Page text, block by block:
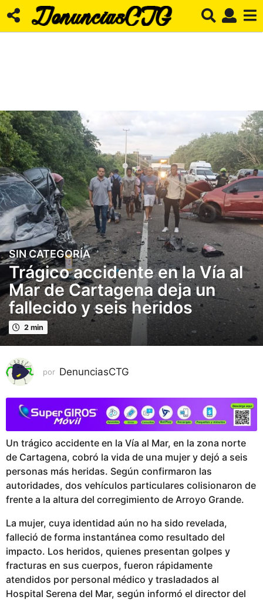
3
a
ñ
o
s
p
l
i
c
o
3
o
p
u
b
l
i
c
SIN CATEGORÍA
Trágico accidente en la Vía al
Mar de Cartagena deja un
fallecido y seis heridos
2 min
por DenunciasCTG
Un trágico accidente en la Vía al Mar, en la zona norte
de Cartagena, cobró la vida de una mujer y dejó a seis
personas más heridas. Según confirmaron las
autoridades, dos vehículos particulares colisionaron de
frente a la altura del corregimiento de Arroyo Grande.
La mujer, cuya identidad aún no ha sido revelada,
falleció de forma instantánea como resultado del
impacto. Los heridos, quienes presentan golpes y
fracturas en sus cuerpos, fueron rápidamente
atendidos por personal médico y trasladados al
Hospital Serena del Mar, según informó el director del